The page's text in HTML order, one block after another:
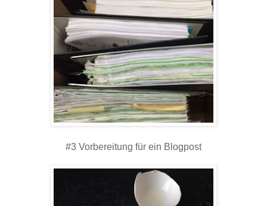
#3 Vorbereitung für ein Blogpost